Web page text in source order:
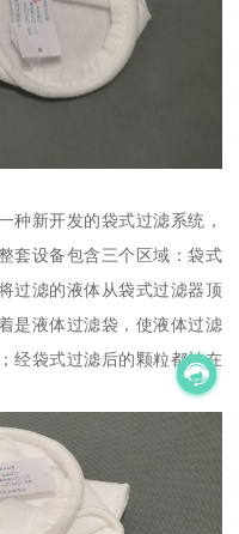
种新开发的袋式过滤系统，
套设备包含三个区域：袋式
过滤的液体从袋式过滤器顶
是液体过滤袋，使液体过滤
经袋式过滤后的颗粒都被在